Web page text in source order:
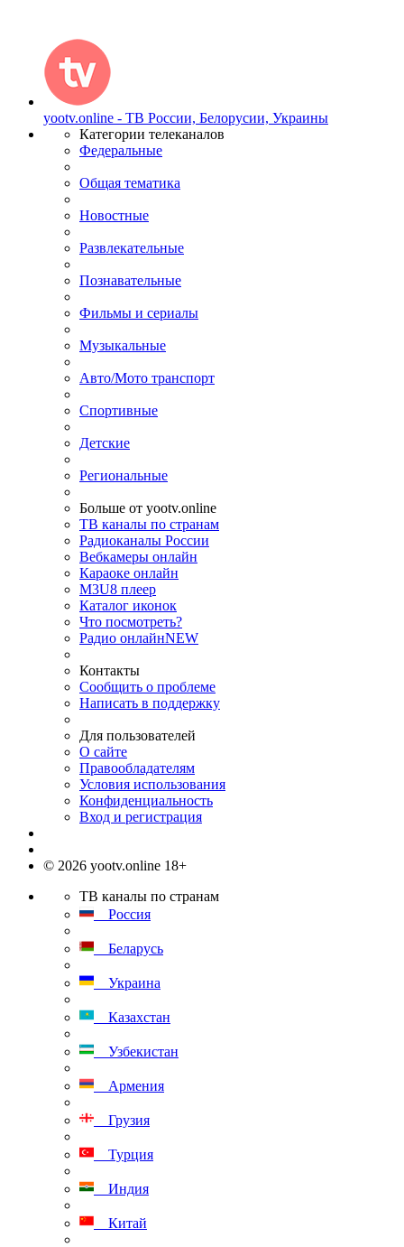
yootv.online - ТВ России, Белорусии, Украины
Категории телеканалов
Федеральные
Общая тематика
Новостные
Развлекательные
Познавательные
Фильмы и сериалы
Музыкальные
Авто/Мото транспорт
Спортивные
Детские
Региональные
Больше от yootv.online
ТВ каналы по странам
Радиоканалы России
Вебкамеры онлайн
Караоке онлайн
M3U8 плеер
Каталог иконок
Что посмотреть?
Радио онлайнNEW
Контакты
Сообщить о проблеме
Написать в поддержку
Для пользователей
О сайте
Правообладателям
Условия использования
Конфиденциальность
Вход и регистрация
© 2026 yootv.online 18+
ТВ каналы по странам
Россия
Беларусь
Украина
Казахстан
Узбекистан
Армения
Грузия
Турция
Индия
Китай